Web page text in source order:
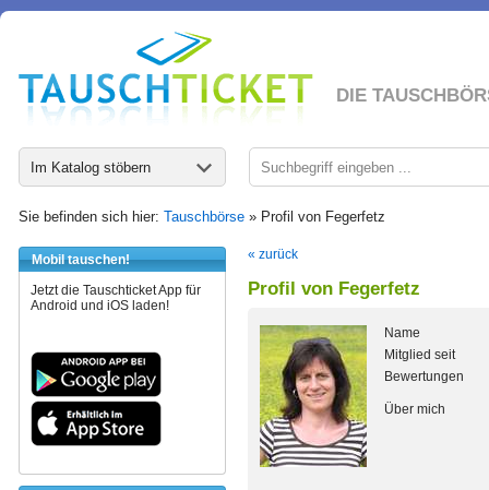
DIE
Im Katalog stöbern
Sie befinden sich hier: Tauschbörse » Profil von Fegerfetz
Mobil tauschen!
Jetzt die Tauschticket App für
Android und iOS laden!
« zurück
Profil von Fegerfetz
Name
Mitglied seit
Bewertungen
Über mich